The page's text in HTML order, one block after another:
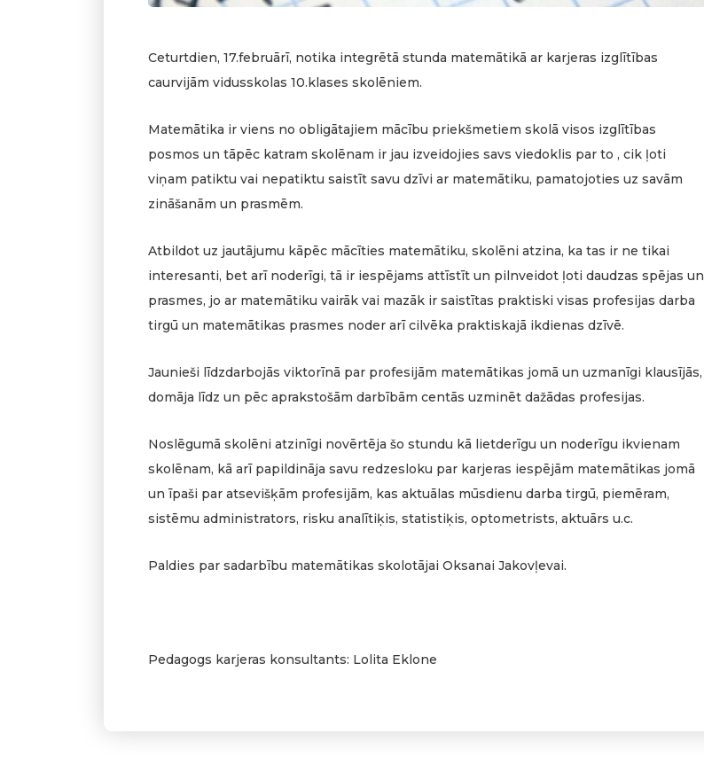
Ceturtdien, 17.februārī, notika integrētā stunda matemātikā ar karjeras izglītības
caurvijām vidusskolas 10.klases skolēniem.
Matemātika ir viens no obligātajiem mācību priekšmetiem skolā visos izglītības
posmos un tāpēc katram skolēnam ir jau izveidojies savs viedoklis par to , cik ļoti
viņam patiktu vai nepatiktu saistīt savu dzīvi ar matemātiku, pamatojoties uz savām
zināšanām un prasmēm.
Atbildot uz jautājumu kāpēc mācīties matemātiku, skolēni atzina, ka tas ir ne tikai
interesanti, bet arī noderīgi, tā ir iespējams attīstīt un pilnveidot ļoti daudzas spējas un
prasmes, jo ar matemātiku vairāk vai mazāk ir saistītas praktiski visas profesijas darba
tirgū un matemātikas prasmes noder arī cilvēka praktiskajā ikdienas dzīvē.
Jaunieši līdzdarbojās viktorīnā par profesijām matemātikas jomā un uzmanīgi klausījās,
domāja līdz un pēc aprakstošām darbībām centās uzminēt dažādas profesijas.
Noslēgumā skolēni atzinīgi novērtēja šo stundu kā lietderīgu un noderīgu ikvienam
skolēnam, kā arī papildināja savu redzesloku par karjeras iespējām matemātikas jomā
un īpaši par atsevišķām profesijām, kas aktuālas mūsdienu darba tirgū, piemēram,
sistēmu administrators, risku analītiķis, statistiķis, optometrists, aktuārs u.c.
Paldies par sadarbību matemātikas skolotājai Oksanai Jakovļevai.
Pedagogs karjeras konsultants: Lolita Eklone